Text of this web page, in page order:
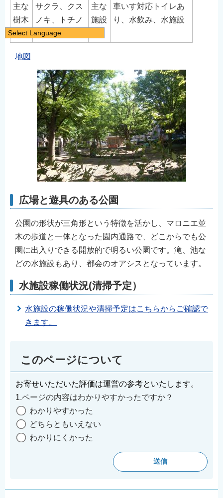
主な
樹木
サクラ、クス
ノキ、トチノ
キ
主な
施設
車いす対応トイレあ
り、水飲み、水施設
地図
広場と遊具のある公園
公園の形状が三角形という特徴を活かし、マロニエ並
木の歩道と一体となった園内通路で、どこからでも公
園に出入りできる開放的で明るい公園です。滝、池な
どの水施設もあり、都会のオアシスとなっています。
水施設稼働状況(清掃予定）
水施設の稼働状況や清掃予定はこちらからご確認で
きます。
このページについて
お寄せいただいた評価は運営の参考といたします。
1.ページの内容はわかりやすかったですか？
わかりやすかった
どちらともいえない
わかりにくかった
Select Language
English
简体中文
繁體中文